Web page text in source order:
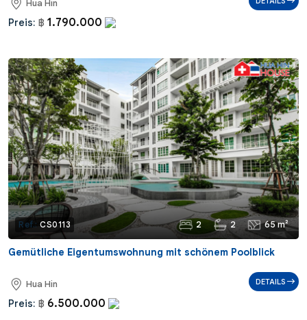
Hua Hin
Preis: ฿ 1.790.000
Ref.: CS0113 2 2 65 m²
Gemütliche Eigentumswohnung mit schönem Poolblick
Hua Hin
Preis: ฿ 6.500.000
DETAILS